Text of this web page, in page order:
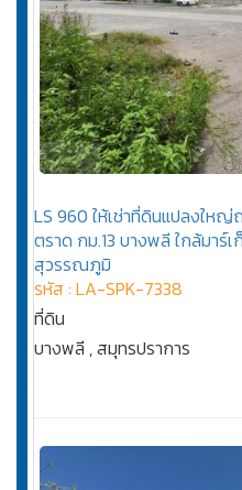
LS 960 ให้เช่าที่ดินแปลงใหญ่
ตราด กม.13 บางพลี ใกล้มาร์
สุวรรณภูมิ
รหัส : LA-SPK-7338
ที่ดิน
บางพลี , สมุทรปราการ